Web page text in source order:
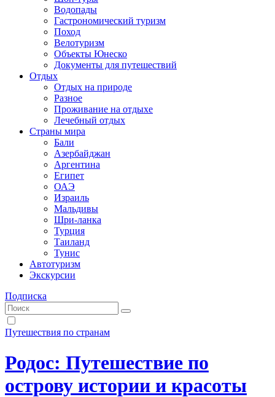
Водопады
Гастрономический туризм
Поход
Велотуризм
Объекты Юнеско
Документы для путешествий
Отдых
Отдых на природе
Разное
Проживание на отдыхе
Лечебный отдых
Страны мира
Бали
Азербайджан
Аргентина
Египет
ОАЭ
Израиль
Мальдивы
Шри-ланка
Турция
Таиланд
Тунис
Автотуризм
Экскурсии
Подписка
Путешествия по странам
Родос: Путешествие по
острову истории и красоты